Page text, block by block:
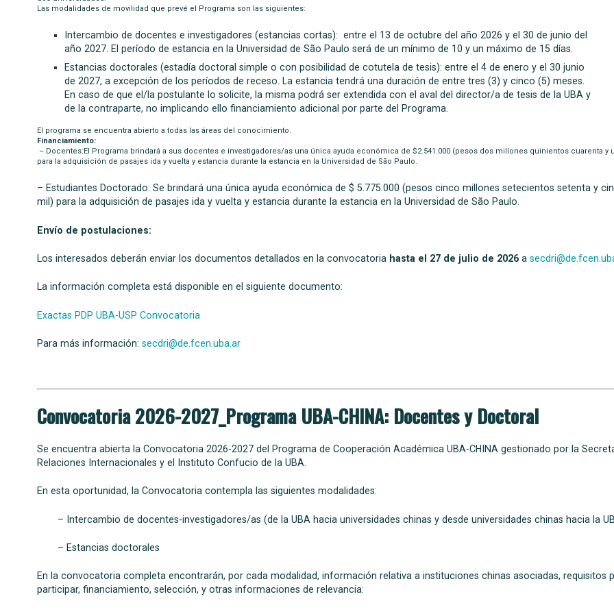
Las modalidades de movilidad que prevé el Programa son las siguientes:
Intercambio de docentes e investigadores (estancias cortas): entre el 13 de octubre del año 2026 y el 30 de junio del
año 2027. El período de estancia en la Universidad de São Paulo será de un mínimo de 10 y un máximo de 15 días.
Estancias doctorales (estadía doctoral simple o con posibilidad de cotutela de tesis): entre el 4 de enero y el 30 junio
de 2027, a excepción de los períodos de receso. La estancia tendrá una duración de entre tres (3) y cinco (5) meses.
En caso de que el/la postulante lo solicite, la misma podrá ser extendida con el aval del director/a de tesis de la UBA y
de la contraparte, no implicando ello financiamiento adicional por parte del Programa.
El programa se encuentra abierto a todas las áreas del conocimiento.
Financiamiento:
– Docentes:El Programa brindará a sus docentes e investigadores/as una única ayuda económica de $2.541.000(pesos dos millones quinientos cuarenta y
para la adquisición de pasajes ida y vuelta y estancia durante la estancia en la Universidad de São Paulo.
– Estudiantes Doctorado: Se brindará una única ayuda económica de $ 5.775.000 (pesos cinco millones setecientos setenta y
mil) para la adquisición de pasajes ida y vuelta y estancia durante la estancia en la Universidad de São Paulo.
Envío de postulaciones:
Los interesados deberán enviar los documentos detallados en la convocatoria hasta el 27 de julio de 2026a
La información completa está disponible en el siguiente documento:
Exactas PDP UBA-USP Convocatoria
Para más información: secdri@de.fcen.uba.ar
Convocatoria 2026-2027_Programa UBA-CHINA: Docentes y Doctoral
Se encuentra abierta la Convocatoria 2026-2027 del Programa de Cooperación Académica UBA-CHINA gestionado por la
Relaciones Internacionales y el Instituto Confucio de la UBA.
En esta oportunidad, la Convocatoria contempla las siguientes modalidades:
– Intercambio de docentes-investigadores/as (de la UBA hacia universidades chinas y desde universidades chinas hacia la
– Estancias doctorales
En la convocatoria completa encontrarán, por cada modalidad, información relativa a instituciones chinas asociadas, requisitos
participar, financiamiento, selección, y otras informaciones de relevancia: